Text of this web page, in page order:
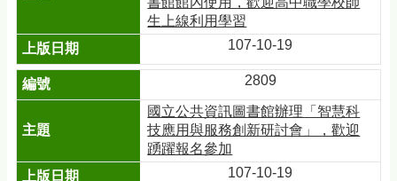
生上線利用學習
107-10-19
2809
國立公共資訊圖書館辦理「智慧科
技應用與服務創新研討會」，歡迎
踴躍報名參加
107-10-19